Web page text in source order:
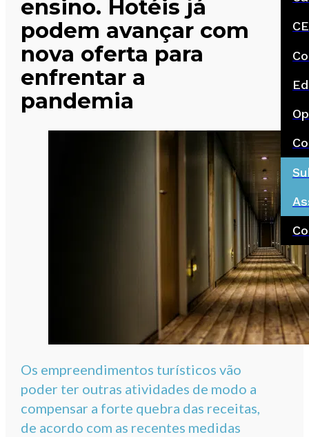
ensino. Hotéis já
podem avançar com
nova oferta para
enfrentar a
pandemia
Os empreendimentos turísticos vão
poder ter outras atividades de modo a
compensar a forte quebra das receitas,
de acordo com as recentes medidas